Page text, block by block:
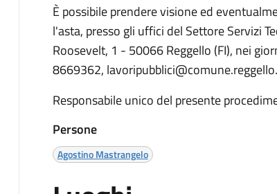
È possibile prendere visione ed
l'asta, presso gli uffici del Settore Servizi
Roosevelt, 1 - 50066 Reggello (FI), nei
8669362,
Responsabile unico del presente
Persone
Agostino Mastrangelo